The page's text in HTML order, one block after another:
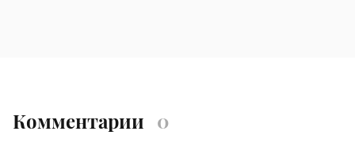
Комментарии 0